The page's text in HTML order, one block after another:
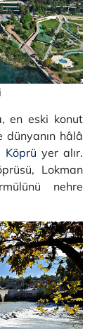
en eski konut
dünyanın hâlâ
Köprü yer alır.
Lokman
nehre